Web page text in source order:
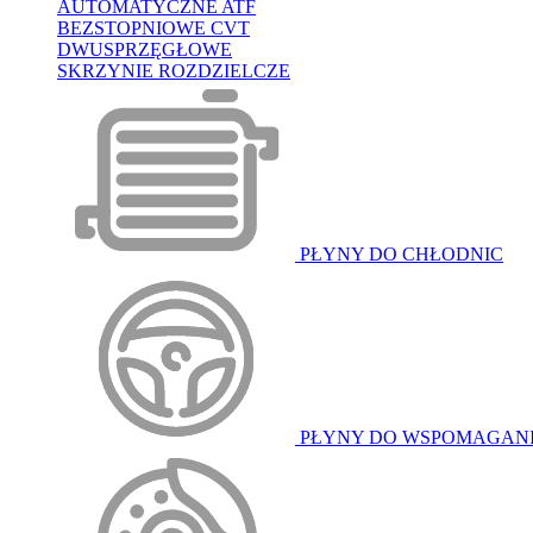
AUTOMATYCZNE ATF
BEZSTOPNIOWE CVT
DWUSPRZĘGŁOWE
SKRZYNIE ROZDZIELCZE
PŁYNY DO CHŁODNIC
PŁYNY DO